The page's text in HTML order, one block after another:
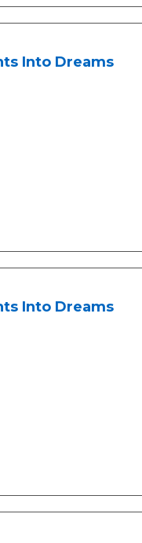
Into Dreams
Into Dreams